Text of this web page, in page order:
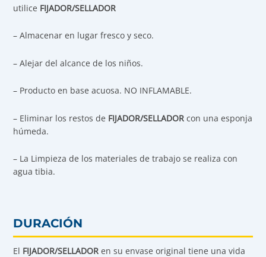
utilice FIJADOR/SELLADOR
– Almacenar en lugar fresco y seco.
– Alejar del alcance de los niños.
– Producto en base acuosa. NO INFLAMABLE.
– Eliminar los restos de FIJADOR/SELLADOR con una esponja
húmeda.
– La Limpieza de los materiales de trabajo se realiza con
agua tibia.
DURACIÓN
El FIJADOR/SELLADOR en su envase original tiene una vida